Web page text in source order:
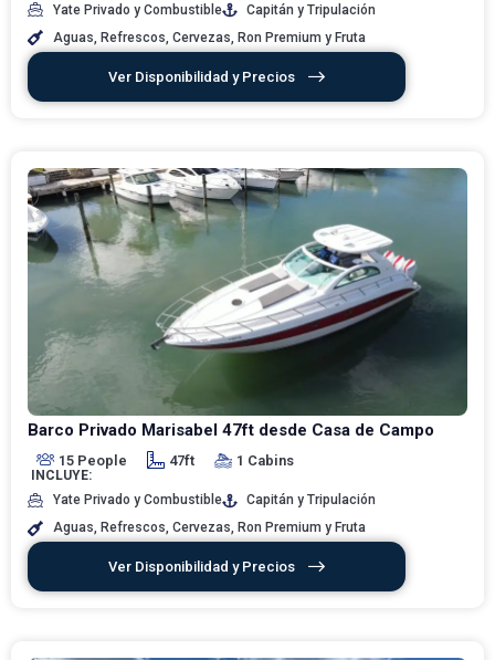
Yate Privado y Combustible
Capitán y Tripulación
Aguas, Refrescos, Cervezas, Ron Premium y Fruta
Ver Disponibilidad y Precios
Barco Privado Marisabel 47ft desde Casa de Campo
15 People 47ft 1 Cabins
INCLUYE:
Yate Privado y Combustible
Capitán y Tripulación
Aguas, Refrescos, Cervezas, Ron Premium y Fruta
Ver Disponibilidad y Precios